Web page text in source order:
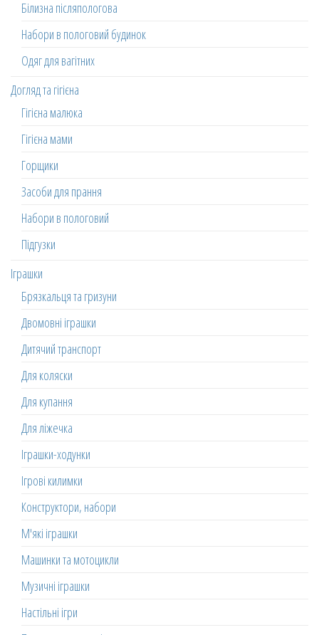
Білизна післяпологова
Набори в пологовий будинок
Одяг для вагітних
Догляд та гігієна
Гігієна малюка
Гігієна мами
Горщики
Засоби для прання
Набори в пологовий
Підгузки
Іграшки
Брязкальця та гризуни
Двомовні іграшки
Дитячий транспорт
Для коляски
Для купання
Для ліжечка
Іграшки-ходунки
Ігрові килимки
Конструктори, набори
М'які іграшки
Машинки та мотоцикли
Музичні іграшки
Настільні ігри